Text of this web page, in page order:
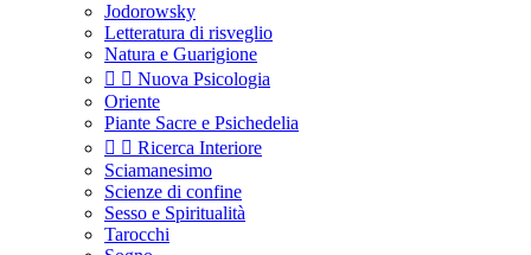
Jodorowsky
Letteratura di risveglio
Natura e Guarigione
  Nuova Psicologia
Oriente
Piante Sacre e Psichedelia
  Ricerca Interiore
Sciamanesimo
Scienze di confine
Sesso e Spiritualità
Tarocchi